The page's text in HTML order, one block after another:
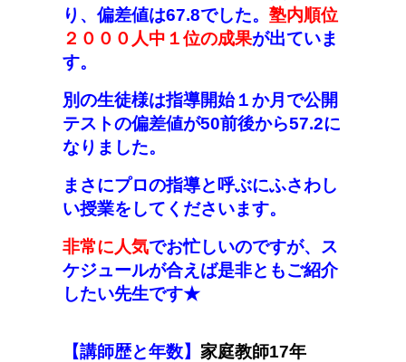
り、偏差値は67.8でした。 塾内順位
２０００人中１位の成果が出ていま
す。
別の生徒様は指導開始１か月で公開
テストの偏差値が50前後から57.2に
なりました。
まさにプロの指導と呼ぶにふさわし
い授業をしてくださいます。
非常に人気でお忙しいのですが、ス
ケジュールが合えば是非ともご紹介
したい先生です★
【講師歴と年数】 家庭教師17年